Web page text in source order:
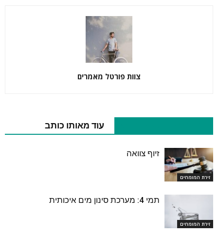
צוות פורטל מאמרים
עוד מאותו כותב
זירת המומחים
זיוף צוואה
זירת המומחים
תמי 4: מערכת סינון מים איכותית